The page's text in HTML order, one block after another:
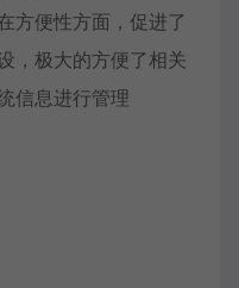
方便性方面，促进了
，极大的方便了相关
信息进行管理